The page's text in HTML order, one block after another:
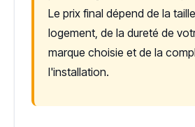
Le prix final dépend de la
logement, de la dureté de
marque choisie et de la
l'installation.